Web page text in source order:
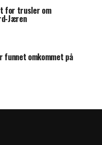
for trusler om
Jæren
funnet omkommet på